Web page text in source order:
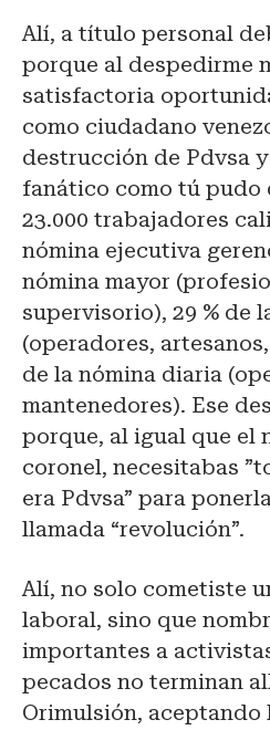
Alí, a título personal
porque al despedirme
satisfactoria
como ciudadano
destrucción de Pdvsa
fanático como tú pudo
23.000 trabajadores
nómina ejecutiva
nómina mayor
supervisorio), 29 % de
(operadores,
de la nómina diaria
mantenedores). Ese
porque, al igual que el
coronel, necesitabas
era Pdvsa” para
llamada “revolución”.
Alí, no solo cometiste
laboral, sino que
importantes a
pecados no terminan
Orimulsión, aceptando